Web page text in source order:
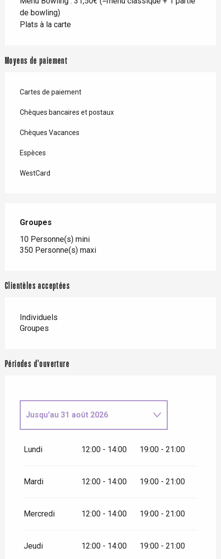
de bowling)
Plats à la carte
Moyens de paiement
Cartes de paiement
Chèques bancaires et postaux
Chèques Vacances
Espèces
WestCard
Groupes
Groupes
10 Personne(s) mini
350 Personne(s) maxi
Clientèles acceptées
Individuels
Groupes
Périodes d'ouverture
Jusqu'au 31 août 2026
décembre 2026
Lundi 12:00 - 14:00 19:00 - 21:00
Mardi 12:00 - 14:00 19:00 - 21:00
Mercredi 12:00 - 14:00 19:00 - 21:00
Jeudi 12:00 - 14:00 19:00 - 21:00